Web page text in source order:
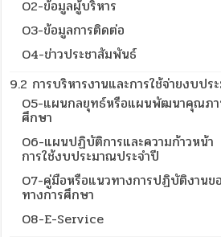
O2-ข้อมูลผู้บริหาร
O3-ข้อมูลการติดต่อ
O4-ข่าวประชาสัมพันธ์
9.2 การบริหารงานและการใช้จ่ายงบปร
O5-แผนกลยุทธ์หรือแผนพัฒนาคุณภา
ศึกษา
O6-แผนปฏิบัติการและความก้าวหน้า
การใช้งบประมาณประจำปี
O7-คู่มือหรือแนวทางการปฏิบัติงานข
ทางการศึกษา
O8-E-Service